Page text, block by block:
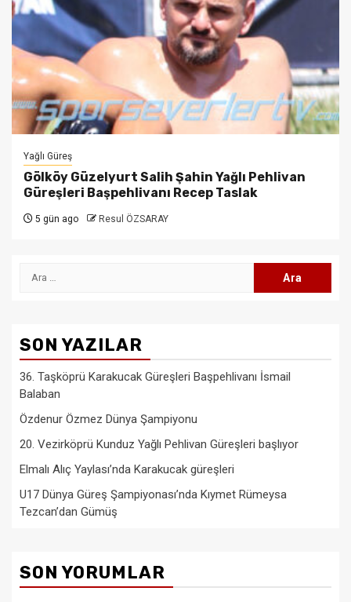
Yağlı Güreş
Gölköy Güzelyurt Salih Şahin Yağlı Pehlivan
Güreşleri Başpehlivanı Recep Taslak
5 gün ago Resul ÖZSARAY
Arama:
SON YAZILAR
36. Taşköprü Karakucak Güreşleri Başpehlivanı İsmail
Balaban
Özdenur Özmez Dünya Şampiyonu
20. Vezirköprü Kunduz Yağlı Pehlivan Güreşleri başlıyor
Elmalı Alıç Yaylası’nda Karakucak güreşleri
U17 Dünya Güreş Şampiyonası’nda Kıymet Rümeysa
Tezcan’dan Gümüş
SON YORUMLAR